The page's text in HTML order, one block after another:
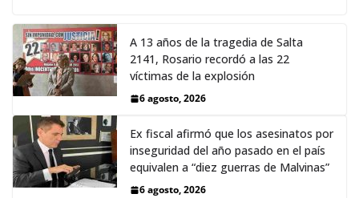
A 13 años de la tragedia de Salta
2141, Rosario recordó a las 22
víctimas de la explosión
6 agosto, 2026
Ex fiscal afirmó que los asesinatos por
inseguridad del año pasado en el país
equivalen a “diez guerras de Malvinas”
6 agosto, 2026